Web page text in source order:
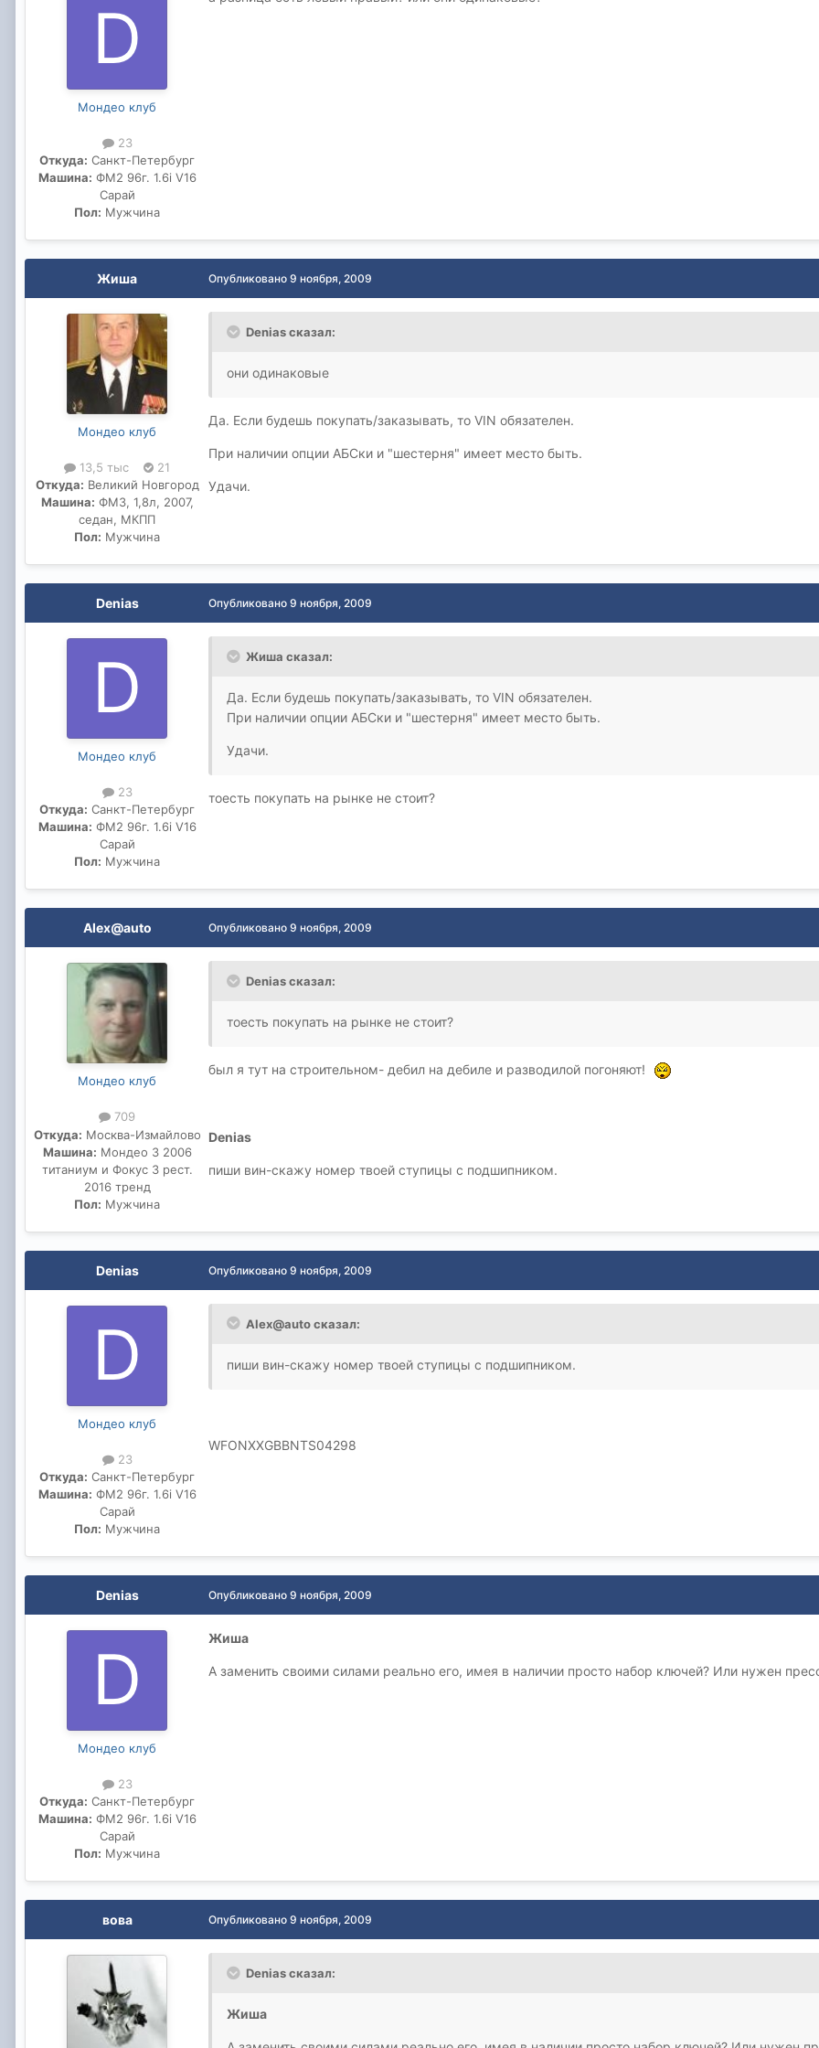
Мондео клуб
23
Откуда: Санкт-Петербург
Машина: ФМ2 96г. 1.6i V16
Сарай
Пол: Мужчина
Жиша
Мондео клуб
13,5 тыс
21
Откуда: Великий Новгород
Машина: ФМ3, 1,8л, 2007,
седан, МКПП
Пол: Мужчина
Опубликовано 9 ноября, 2009
Denias сказал:
они одинаковые
Да. Если будешь покупать/заказывать, то VIN обязателен.
При наличии опции АБСки и "шестерня" имеет место быть.
Удачи.
Denias
Мондео клуб
23
Откуда: Санкт-Петербург
Машина: ФМ2 96г. 1.6i V16
Сарай
Пол: Мужчина
Опубликовано 9 ноября, 2009
Жиша сказал:
Да. Если будешь покупать/заказывать, то VIN обязателен.
При наличии опции АБСки и "шестерня" имеет место быть.
Удачи.
тоесть покупать на рынке не стоит?
Alex@auto
Мондео клуб
709
Откуда: Москва-Измайлово
Машина: Мондео 3 2006
титаниум и Фокус 3 рест.
2016 тренд
Пол: Мужчина
Опубликовано 9 ноября, 2009
Denias сказал:
тоесть покупать на рынке не стоит?
был я тут на строительном- дебил на дебиле и разводилой погоняют!
Denias
пиши вин-скажу номер твоей ступицы с подшипником.
Denias
Мондео клуб
23
Откуда: Санкт-Петербург
Машина: ФМ2 96г. 1.6i V16
Сарай
Пол: Мужчина
Опубликовано 9 ноября, 2009
Alex@auto сказал:
пиши вин-скажу номер твоей ступицы с подшипником.
WFONXXGBBNTS04298
Denias
Мондео клуб
23
Откуда: Санкт-Петербург
Машина: ФМ2 96г. 1.6i V16
Сарай
Пол: Мужчина
Опубликовано 9 ноября, 2009
Жиша
А заменить своими силами реально его, имея в наличии просто набор ключей? Или нужен
вова Опубликовано 9 ноября, 2009
Denias сказал:
Жиша